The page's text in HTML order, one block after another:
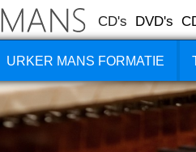
CD's DVD's
URKER MANS FORMATIE